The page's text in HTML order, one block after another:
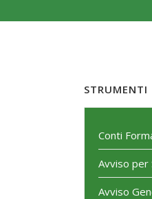
STRUMENTI
Conti
Avviso per
Avviso